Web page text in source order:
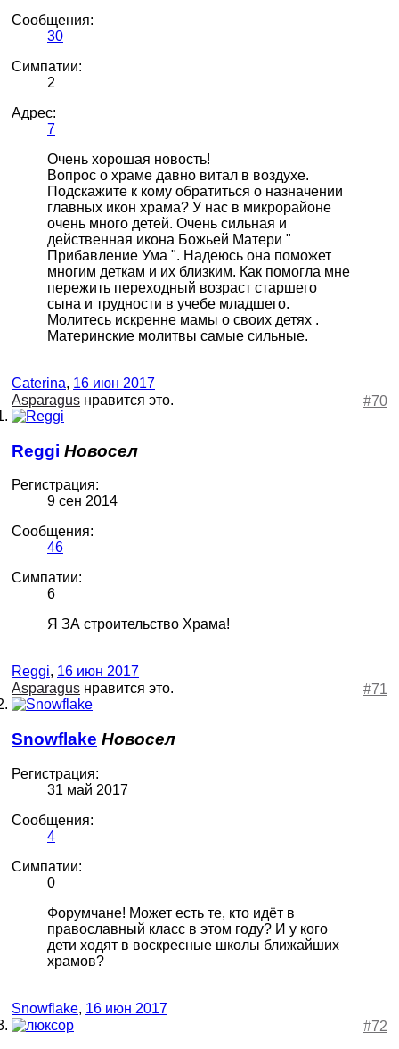
Сообщения:
30
Симпатии:
2
Адрес:
7
Очень хорошая новость!
Вопрос о храме давно витал в воздухе.
Подскажите к кому обратиться о назначении
главных икон храма? У нас в микрорайоне
очень много детей. Очень сильная и
действенная икона Божьей Матери "
Прибавление Ума ". Надеюсь она поможет
многим деткам и их близким. Как помогла мне
пережить переходный возраст старшего
сына и трудности в учебе младшего.
Молитесь искренне мамы о своих детях .
Материнские молитвы самые сильные.
Caterina, 16 июн 2017
#70
Asparagus нравится это.
Reggi Новосел
Регистрация:
9 сен 2014
Сообщения:
46
Симпатии:
6
Я ЗА строительство Храма!
Reggi, 16 июн 2017
#71
Asparagus нравится это.
Snowflake Новосел
Регистрация:
31 май 2017
Сообщения:
4
Симпатии:
0
Форумчане! Может есть те, кто идёт в
православный класс в этом году? И у кого
дети ходят в воскресные школы ближайших
храмов?
Snowflake, 16 июн 2017
#72